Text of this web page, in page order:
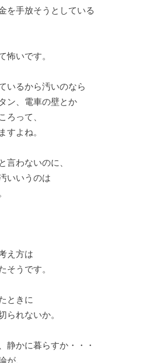
を手放そうとしている
怖いです。
いるから汚いのなら
ン、電車の壁とか
ろって、
すよね。
言わないのに、
いいうのは
え方は
そうです。
ときに
られないか。
静かに暮らすか・・・
が、